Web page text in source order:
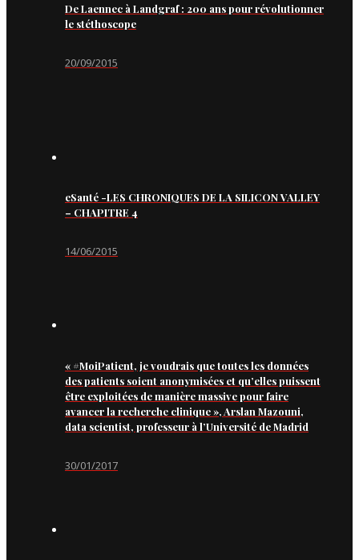
De Laennec à Landgraf : 200 ans pour révolutionner
le stéthoscope
20/09/2015
eSanté -LES CHRONIQUES DE LA SILICON VALLEY
– CHAPITRE 4
14/06/2015
« #MoiPatient, je voudrais que toutes les données
des patients soient anonymisées et qu’elles puissent
être exploitées de manière massive pour faire
avancer la recherche clinique », Arslan Mazouni,
data scientist, professeur à l’Université de Madrid
30/01/2017